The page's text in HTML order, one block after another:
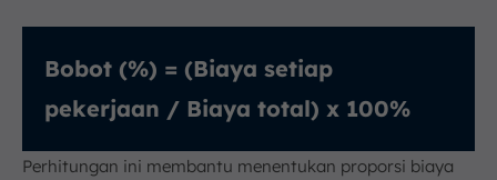
Bobot (%) = (Biaya setiap
pekerjaan / Biaya total) x 100%
Perhitungan ini membantu menentukan proporsi biaya